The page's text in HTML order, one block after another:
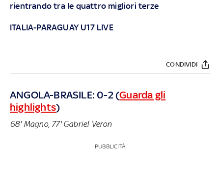
rientrando tra le quattro migliori terze
ITALIA-PARAGUAY U17 LIVE
CONDIVIDI
ANGOLA-BRASILE: 0-2 (Guarda gli
highlights)
68' Magno, 77' Gabriel Veron
PUBBLICITÀ